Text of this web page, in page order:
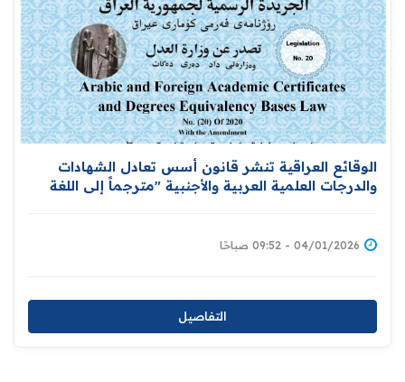
الوقائع العراقية تنشر قانون أسس تعادل الشهادات
والدرجات العلمية العربية والأجنبية "مترجماً إلى اللغة
04/01/2026 - 09:52 صباحًا
التفاصيل